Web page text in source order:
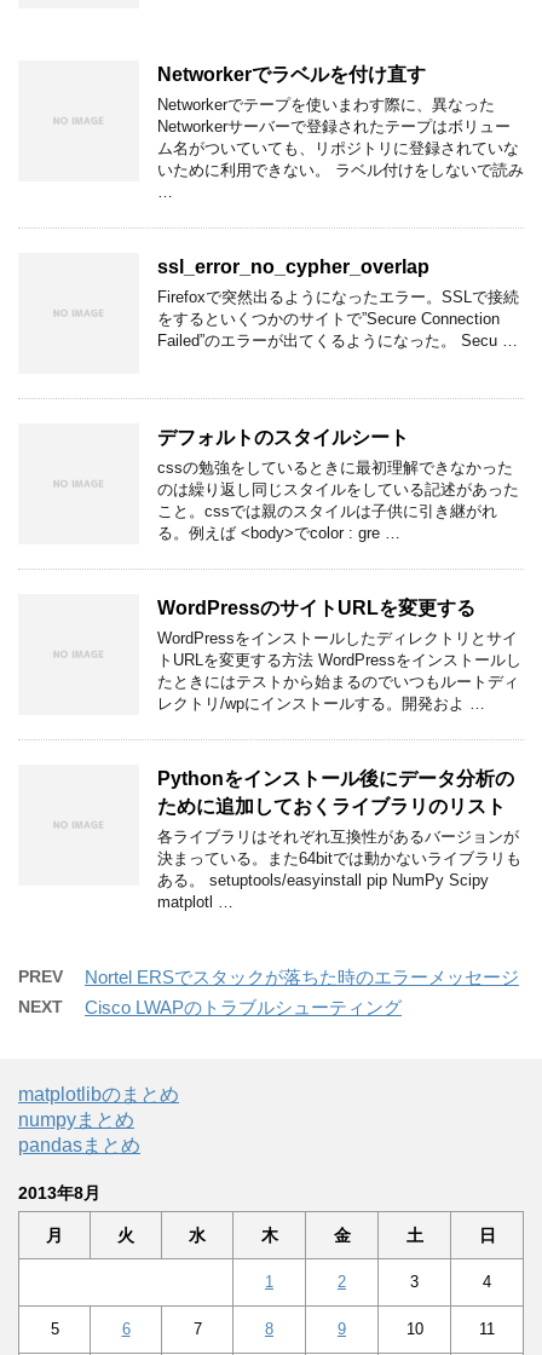
Networkerでラベルを付け直す
Networkerでテープを使いまわす際に、異なった
Networkerサーバーで登録されたテープはボリュー
ム名がついていても、リポジトリに登録されていな
いために利用できない。 ラベル付けをしないで読み
ssl_error_no_cypher_overlap
Firefoxで突然出るようになったエラー。SSLで接続
をするといくつかのサイトで”Secure Connection
Failed”のエラーが出てくるようになった。 Secu …
デフォルトのスタイルシート
cssの勉強をしているときに最初理解できなかった
のは繰り返し同じスタイルをしている記述があった
こと。cssでは親のスタイルは子供に引き継がれ
る。例えば <body>でcolor : gre …
WordPressのサイトURLを変更する
WordPressをインストールしたディレクトリとサイ
トURLを変更する方法 WordPressをインストールし
たときにはテストから始まるのでいつもルートディ
レクトリ/wpにインストールする。開発およ …
Pythonをインストール後にデータ分析の
ために追加しておくライブラリのリスト
各ライブラリはそれぞれ互換性があるバージョンが
決まっている。また64bitでは動かないライブラリも
ある。 setuptools/easyinstall pip NumPy Scipy
matplotl …
PREV Nortel ERSでスタックが落ちた時のエラーメッセージ
NEXT Cisco LWAPのトラブルシューティング
matplotlibのまとめ
numpyまとめ
pandasまとめ
2013年8月
月 火 水 木 金 土 日
1 2 3 4
5 6 7 8 9 10 11